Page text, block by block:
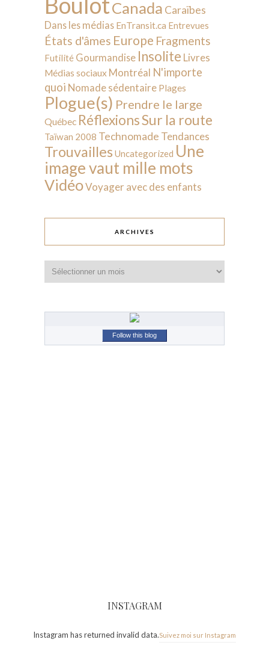
Canada Caraïbes
Dans les médias EnTransit.ca Entrevues
États d'âmes Europe Fragments
Futilité Gourmandise Insolite Livres
Médias sociaux Montréal N'importe
quoi Nomade sédentaire Plages
Plogue(s) Prendre le large
Québec RéflexionsSur la route
Taïwan 2008 Technomade Tendances
Trouvailles Uncategorized Une
image vaut mille mots
VidéoVoyager avec des enfants
ARCHIVES
Follow this blog
INSTAGRAM
Instagram has returned invalid data.Suivez moi sur Instagram